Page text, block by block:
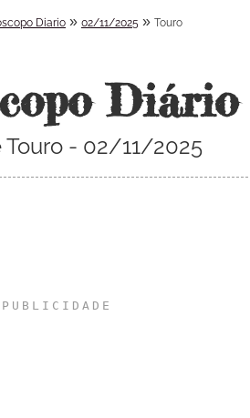
Diario » 02/11/2025 » Touro
Diário
Touro - 02/11/2025